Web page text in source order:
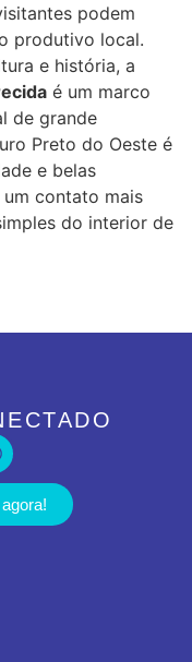
podem
produtivo local.
e história, a
é um marco
de grande
Preto do Oeste é
e belas
um contato mais
do interior de